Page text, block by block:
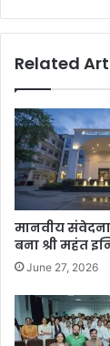
Related
मानवीय
बना श्री महंत
June 27, 2026